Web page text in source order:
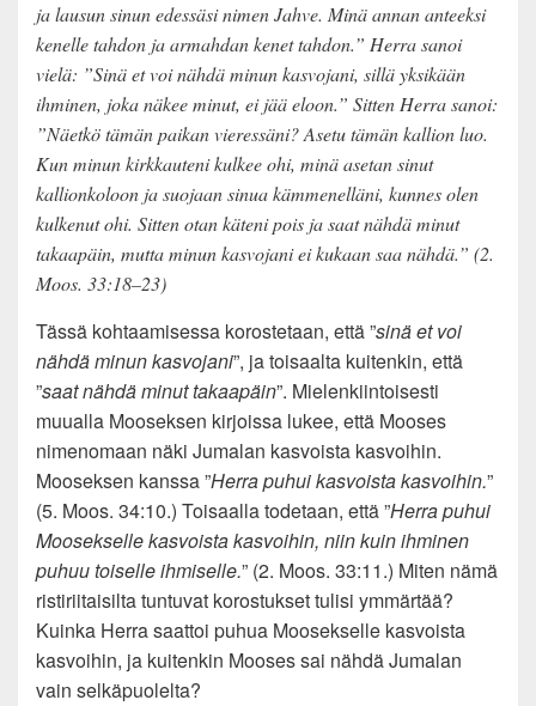
ja lausun sinun edessäsi nimen Jahve. Minä annan anteeksi
kenelle tahdon ja armahdan kenet tahdon.” Herra sanoi
vielä: ”Sinä et voi nähdä minun kasvojani, sillä yksikään
ihminen, joka näkee minut, ei jää eloon.” Sitten Herra sanoi:
”Näetkö tämän paikan vieressäni? Asetu tämän kallion luo.
Kun minun kirkkauteni kulkee ohi, minä asetan sinut
kallionkoloon ja suojaan sinua kämmenelläni, kunnes olen
kulkenut ohi. Sitten otan käteni pois ja saat nähdä minut
takaapäin, mutta minun kasvojani ei kukaan saa nähdä.” (2.
Moos. 33:18–23)
Tässä kohtaamisessa korostetaan, että ”sinä et voi
nähdä minun kasvojani”, ja toisaalta kuitenkin, että
”saat nähdä minut takaapäin”. Mielenkiintoisesti
muualla Mooseksen kirjoissa lukee, että Mooses
nimenomaan näki Jumalan kasvoista kasvoihin.
Mooseksen kanssa ”Herra puhui kasvoista kasvoihin.”
(5. Moos. 34:10.) Toisaalla todetaan, että ”Herra puhui
Moosekselle kasvoista kasvoihin, niin kuin ihminen
puhuu toiselle ihmiselle.” (2. Moos. 33:11.) Miten nämä
ristiriitaisilta tuntuvat korostukset tulisi ymmärtää?
Kuinka Herra saattoi puhua Moosekselle kasvoista
kasvoihin, ja kuitenkin Mooses sai nähdä Jumalan
vain selkäpuolelta?